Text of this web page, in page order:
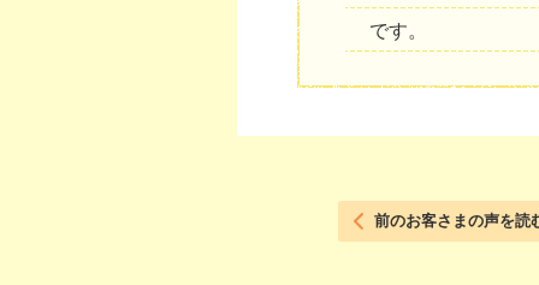
です。
前のお客さまの声を読